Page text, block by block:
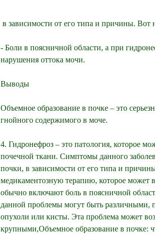
в зависимости от его типа и причины. Вот
- Боли в поясничной области, а при
нарушения оттока мочи.
Выводы
Объемное образование в почке – это
гнойного содержимого в моче.
4. Гидронефроз – это патология, которое
почечной ткани. Симптомы данного
почки, в зависимости от его типа и
медикаментозную терапию, которое
обычно включают боль в поясничной
данной проблемы могут быть различными,
опухоли или кисты. Эта проблема может
крупными,Объемное образование в почке: